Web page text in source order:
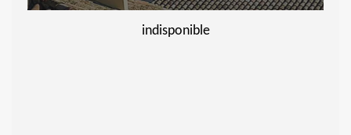
indisponible